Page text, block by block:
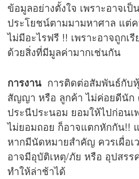
ข้อมูลอย่างตั้งใจ เพราะอาจเ
ประโยชน์ตามมามหาศาล แต่ค
ไม่มีอะไรฟรี !! เพราะอาจถูกเ
ด้วยสิ่งที่มีมูลค่ามากเช่นกัน
การงาน การติดต่อสัมพันธ์กับ
สัญญา หรือ ลูกค้า ไม่ค่อยดีนัก
ประนีประนอม ยอมให้ไปก่อน
ไม่ยอมถอย ก็อาจแตกหักกัน!!
หากมีนัดหมายสำคัญ ควรเผื่อเ
อาจมีอุบัติเหตุ/ภัย หรือ อุปสรร
ทำให้ล่าช้าได้